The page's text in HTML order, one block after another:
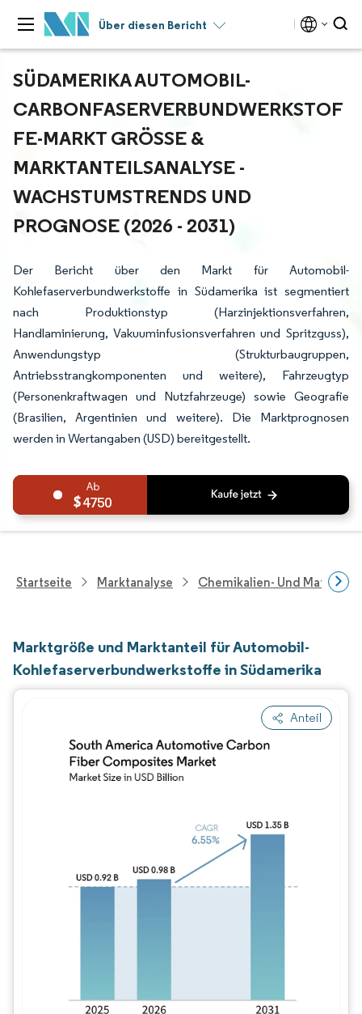
Über diesen Bericht
SÜDAMERIKA AUTOMOBIL-
CARBONFASERVERBUNDWERKSTOF
FE-MARKT GRÖSSE & M
ARKTANTEILSANALYSE - W
ACHSTUMSTRENDS UND P
ROGNOSE (2026 - 2031)
Der Bericht über den Markt für Automobil-
Kohlefaserverbundwerkstoffe in Südamerika ist segmentiert
nach Produktionstyp (Harzinjektionsverfahren,
Handlaminierung, Vakuuminfusionsverfahren und Spritzguss),
Anwendungstyp (Strukturbaugruppen,
Antriebsstrangkomponenten und weitere), Fahrzeugtyp
(Personenkraftwagen und Nutzfahrzeuge) sowie Geografie
(Brasilien, Argentinien und weitere). Die Marktprognosen
werden in Wertangaben (USD) bereitgestellt.
4750
Startseite Marktanalyse Chemikalien- Und
Marktgröße und Marktanteil für Automobil-
Kohlefaserverbundwerkstoffe in Südamerika
Anteil